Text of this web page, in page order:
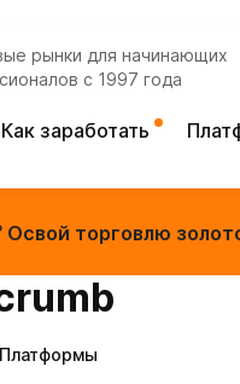
рынки для начинающих
с 1997 года
Как заработать
Освой торговлю
Платформы